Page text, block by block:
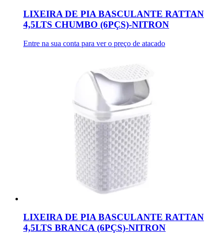
LIXEIRA DE PIA BASCULANTE RATTAN
4,5LTS CHUMBO (6PÇS)-NITRON
Entre na sua conta para ver o preço de atacado
LIXEIRA DE PIA BASCULANTE RATTAN
4,5LTS BRANCA (6PÇS)-NITRON